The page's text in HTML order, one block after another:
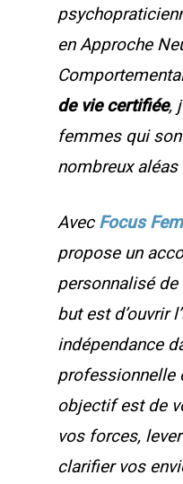
en Approche
de vie certifiée,
femmes qui
nombreux aléas
AvecFocus
propose un
personnalisé de
but est d’ouvrir
indépendance
professionnelle
objectif est de
vos forces,
clarifier vos